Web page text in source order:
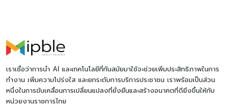
เราเชื่อว่าการนำ AI และเทคโนโลยีที่ทันสมัยมาใช้จะช่วยเพิ่มประสิทธิภาพในการ
ทำงาน เพิ่มความโปร่งใส และยกระดับการบริการประชาชน เราพร้อมเป็นส่วน
หนึ่งในการขับเคลื่อนการเปลี่ยนแปลงที่ยั่งยืนและสร้างอนาคตที่ดียิ่งขึ้นให้กับ
หน่วยงานราชการไทย